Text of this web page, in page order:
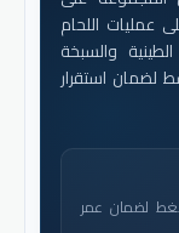
عمليات اللحام
والسبخة
لضمان استقرار
لضمان عمر